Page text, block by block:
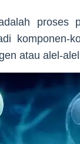
proses
komponen-
atau alel-